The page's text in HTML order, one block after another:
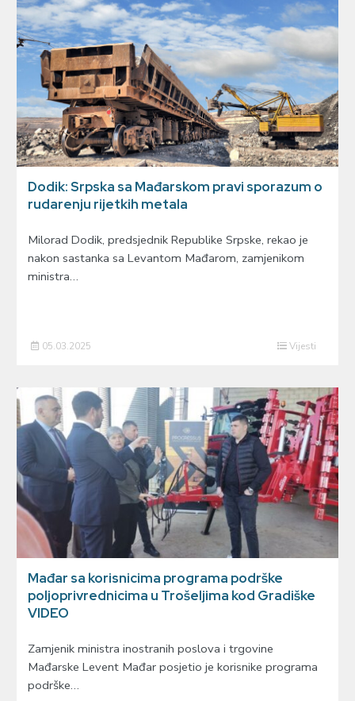
Dodik: Srpska sa Mađarskom pravi sporazum o
rudarenju rijetkih metala
Milorad Dodik, predsjednik Republike Srpske, rekao je
nakon sastanka sa Levantom Mađarom, zamjenikom
ministra…
05.03.2025 Vijesti
Mađar sa korisnicima programa podrške
poljoprivrednicima u Trošeljima kod Gradiške
VIDEO
Zamjenik ministra inostranih poslova i trgovine
Mađarske Levent Mađar posjetio je korisnike programa
podrške…